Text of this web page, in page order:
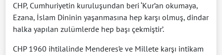
CHP, Cumhuriyetin kuruluşundan beri ‘Kur’an okumaya,
Ezana, İslam Dininin yaşanmasına hep karşı olmuş, dindar
halka yapılan zulümlerde hep başı çekmiştir’.
CHP 1960 ihtilalinde Menderes’e ve Millete karşı intikam